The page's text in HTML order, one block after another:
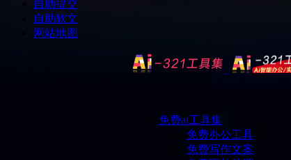
自助提交
自助软文
网站地图
免费ai工具集
免费办公工具
免费写作文案